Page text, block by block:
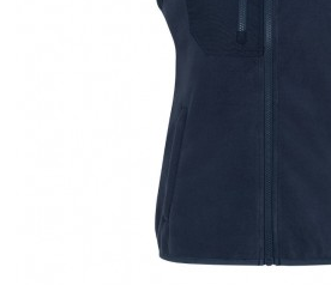
XXL